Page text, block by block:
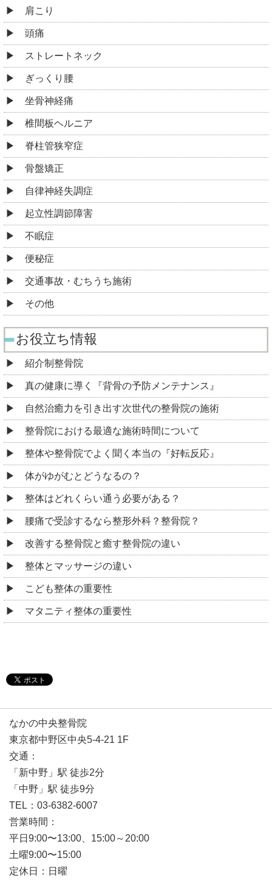
肩こり
頭痛
ストレートネック
ぎっくり腰
坐骨神経痛
椎間板ヘルニア
脊柱管狭窄症
骨盤矯正
自律神経失調症
起立性調節障害
不眠症
便秘症
交通事故・むちうち施術
その他
お役立ち情報
紹介制整骨院
真の健康に導く『背骨の予防メンテナンス』
自然治癒力を引き出す次世代の整骨院の施術
整骨院における最適な施術時間について
整体や整骨院でよく聞く本当の『好転反応』
体がゆがむとどうなるの？
整体はどれくらい通う必要がある？
腰痛で受診するなら整形外科？整骨院？
改善する整骨院と癒す整骨院の違い
整体とマッサージの違い
こども整体の重要性
マタニティ整体の重要性
なかの中央整骨院
東京都中野区中央5-4-21 1F
交通：
「新中野」駅 徒歩2分
「中野」駅 徒歩9分
TEL：03-6382-6007
営業時間：
平日9:00〜13:00、15:00～20:00
土曜9:00〜15:00
定休日：日曜